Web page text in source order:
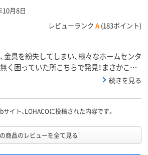
えたら良かったなと思いました。
10月8日
レビューランク A (183ポイント)
金具を紛失してしまい、様々なホームセンタ
く困っていた所こちらで発見！まさかこん
続きを見る
イト、LOHACOに投稿された内容です。
商品のレビューを全て見る